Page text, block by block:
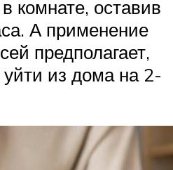
комнате, оставив
А применение
предполагает,
уйти из дома на 2-